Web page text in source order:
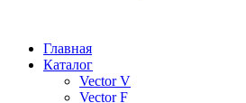
Главная
Каталог
Vector V
Vector F